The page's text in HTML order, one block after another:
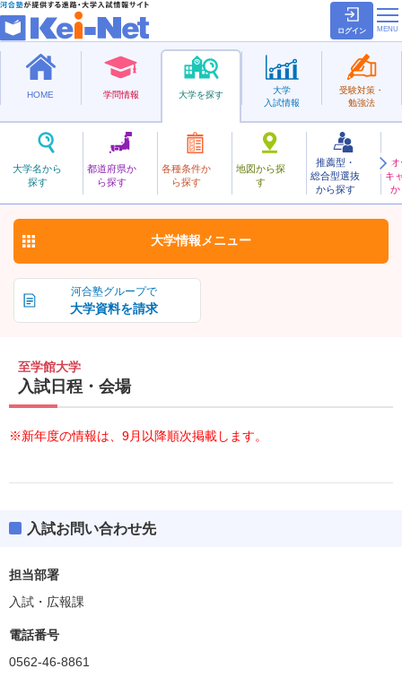
ログイン
HOME 学問情報 大学を探す
大学名から
探す
都道府県か
ら探す
各種条件か
ら探す
地図から探
す
推薦型・
総合型選抜
から探す
キ
か
大学
入試情報
受験対策・
勉強法
私立
しがっかん
至学館大学 お気に入り
河合塾グループで
大学資料を請求
大学情報 メニュー
至学館大学
入試日程・会場
※新年度の情報は、9月以降順次掲載します。
入試お問い合わせ先
担当部署
入試・広報課
電話番号
0562-46-8861